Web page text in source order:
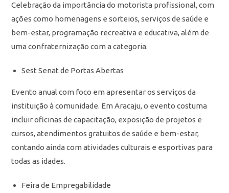
Celebração da importância do motorista profissional, com
ações como homenagens e sorteios, serviços de saúde e
bem-estar, programação recreativa e educativa, além de
uma confraternização com a categoria.
Sest Senat de Portas Abertas
Evento anual com foco em apresentar os serviços da
instituição à comunidade. Em Aracaju, o evento costuma
incluir oficinas de capacitação, exposição de projetos e
cursos, atendimentos gratuitos de saúde e bem-estar,
contando ainda com atividades culturais e esportivas para
todas as idades.
Feira de Empregabilidade